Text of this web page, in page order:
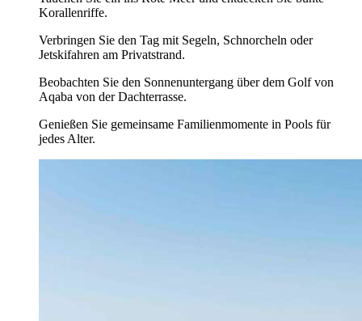
Korallenriffe.
Verbringen Sie den Tag mit Segeln, Schnorcheln oder
Jetskifahren am Privatstrand.
Beobachten Sie den Sonnenuntergang über dem Golf von
Aqaba von der Dachterrasse.
Genießen Sie gemeinsame Familienmomente in Pools für
jedes Alter.